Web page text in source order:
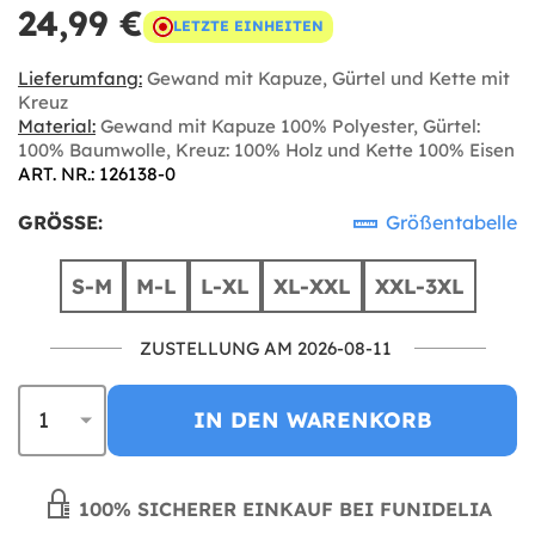
24,99 € LETZTE EINHEITEN
Lieferumfang: Gewand mit Kapuze, Gürtel und Kette mit
Kreuz
Material: Gewand mit Kapuze 100% Polyester, Gürtel:
100% Baumwolle, Kreuz: 100% Holz und Kette 100% Eisen
ART. NR.: 126138-0
GRÖSSE: Größentabelle
S-M M-L L-XL XL-XXL XXL-3XL
ZUSTELLUNG AM 2026-08-11
IN DEN WARENKORB
100% SICHERER EINKAUF BEI FUNIDELIA